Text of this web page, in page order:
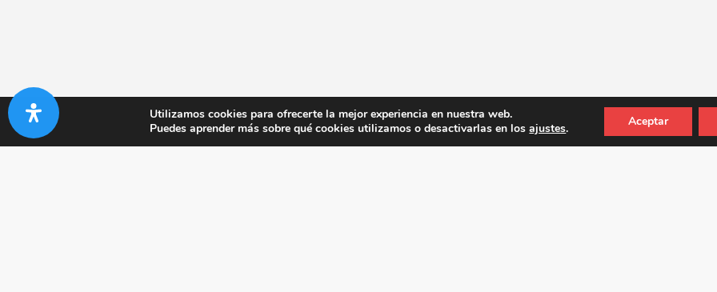
Utilizamos cookies para ofrecerte la mejor experiencia en nuestra web.
Puedes aprender más sobre qué cookies utilizamos o desactivarlas en losajustes. Aceptar